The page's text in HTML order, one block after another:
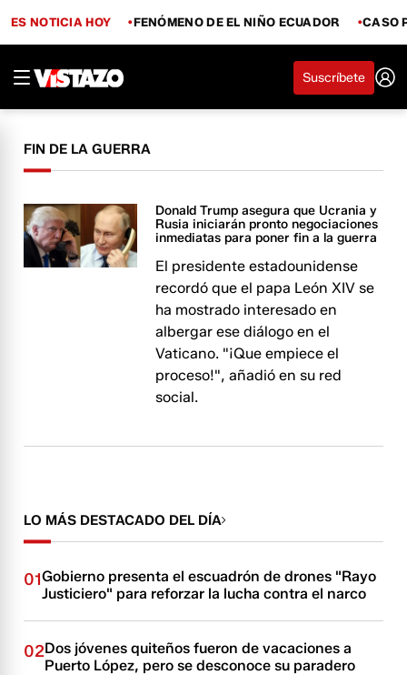
ES NOTICIA HOY FENÓMENO DE EL NIÑO ECUADOR CASO
Suscríbete
FIN DE LA GUERRA
Donald Trump asegura que Ucrania y
Rusia iniciarán pronto negociaciones
inmediatas para poner fin a la guerra
El presidente estadounidense
recordó que el papa León XIV se
ha mostrado interesado en
albergar ese diálogo en el
Vaticano. "¡Que empiece el
proceso!", añadió en su red
social.
LO MÁS DESTACADO DEL DÍA
01Gobierno presenta el escuadrón de drones "Rayo
Justiciero" para reforzar la lucha contra el narco
02Dos jóvenes quiteños fueron de vacaciones a
Puerto López, pero se desconoce su paradero